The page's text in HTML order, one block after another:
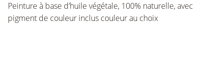
Peinture à base d’huile végétale, 100% naturelle, avec
pigment de couleur inclus couleur au choix